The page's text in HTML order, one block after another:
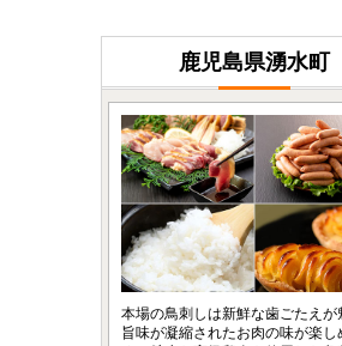
鹿児島県湧水町
本場の鳥刺しは新鮮な歯ごたえが
旨味が凝縮されたお肉の味が楽し